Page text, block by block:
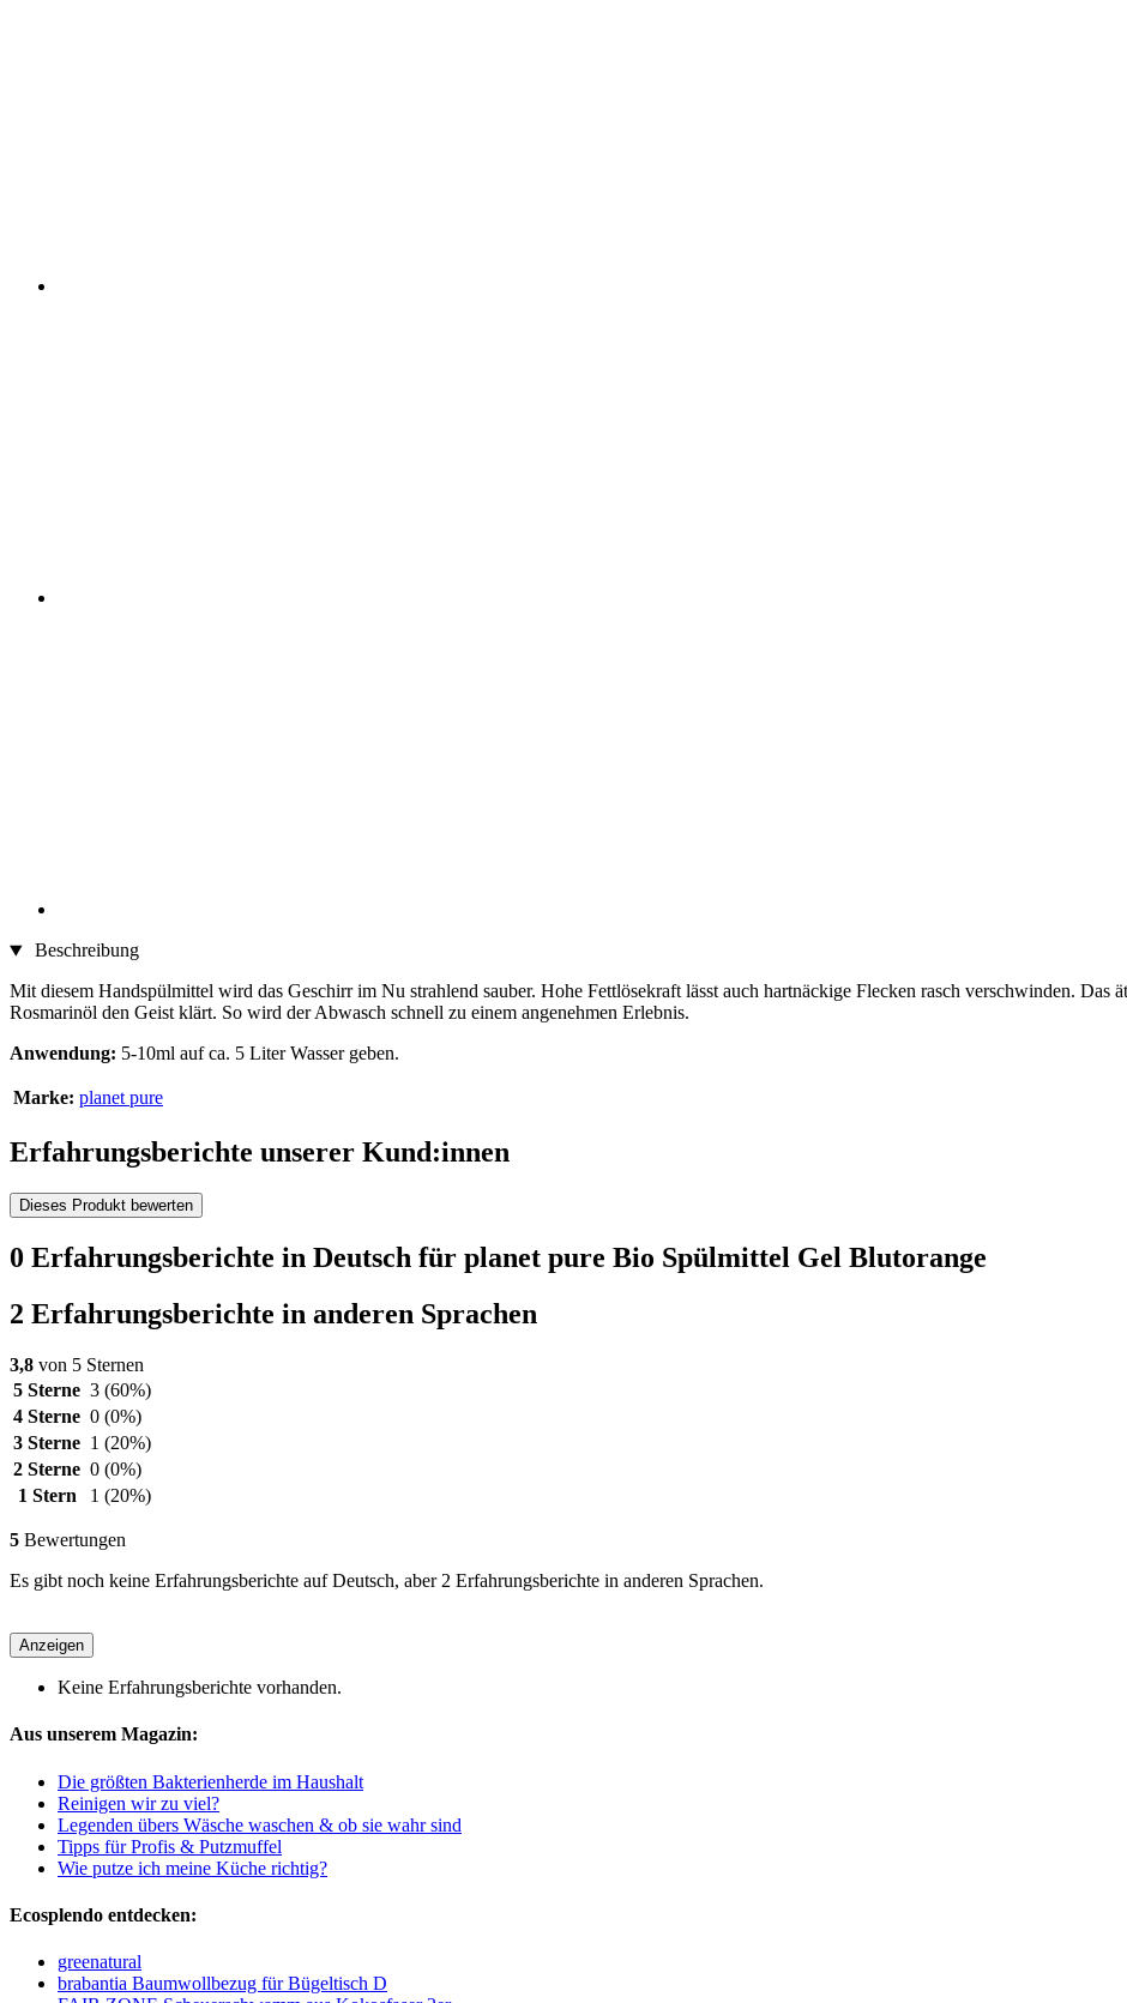
Beschreibung
Mit diesem Handspülmittel wird das Geschirr im Nu strahlend sauber. Hohe Fettlösekraft lässt auch hartnäckige Flecken rasch verschwinden. Das
Rosmarinöl den Geist klärt. So wird der Abwasch schnell zu einem angenehmen Erlebnis.
Anwendung: 5-10ml auf ca. 5 Liter Wasser geben.
Marke: planet pure
Erfahrungsberichte unserer Kund:innen
Dieses Produkt bewerten
0 Erfahrungsberichte in Deutsch für planet pure Bio Spülmittel Gel Blutorange
2 Erfahrungsberichte in anderen Sprachen
3,8 von 5 Sternen
5 Sterne 3 (60%)
4 Sterne 0 (0%)
3 Sterne 1 (20%)
2 Sterne 0 (0%)
1 Stern
1 (20%)
5 Bewertungen
Es gibt noch keine Erfahrungsberichte auf Deutsch, aber 2 Erfahrungsberichte in anderen Sprachen.
Anzeigen
Keine Erfahrungsberichte vorhanden.
Aus unserem Magazin:
Die größten Bakterienherde im Haushalt
Reinigen wir zu viel?
Legenden übers Wäsche waschen & ob sie wahr sind
Tipps für Profis & Putzmuffel
Wie putze ich meine Küche richtig?
Ecosplendo entdecken:
greenatural
brabantia Baumwollbezug für Bügeltisch D